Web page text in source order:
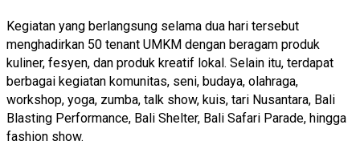
Kegiatan yang berlangsung selama dua hari tersebut
menghadirkan 50 tenant UMKM dengan beragam produk
kuliner, fesyen, dan produk kreatif lokal. Selain itu, terdapat
berbagai kegiatan komunitas, seni, budaya, olahraga,
workshop, yoga, zumba, talk show, kuis, tari Nusantara, Bali
Blasting Performance, Bali Shelter, Bali Safari Parade, hingga
fashion show.